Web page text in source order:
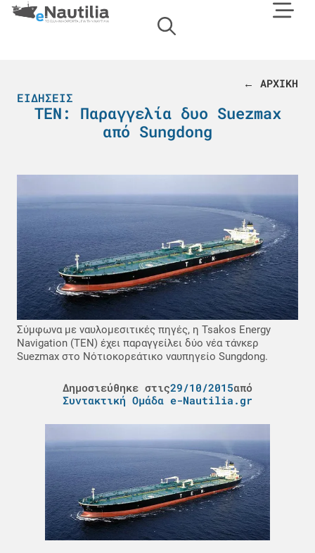
← ΑΡΧΙΚΗ
ΕΙΔΉΣΕΙΣ
ΤΕΝ: Παραγγελία δυο Suezmax
από Sungdong
Σύμφωνα με ναυλομεσιτικές πηγές, η Tsakos Energy
Navigation (TEN) έχει παραγγείλει δύο νέα τάνκερ
Suezmax στο Νότιοκορεάτικο ναυπηγείο Sungdong.
Δημοσιεύθηκε στις29/10/2015από
Συντακτική Ομάδα e-Nautilia.gr